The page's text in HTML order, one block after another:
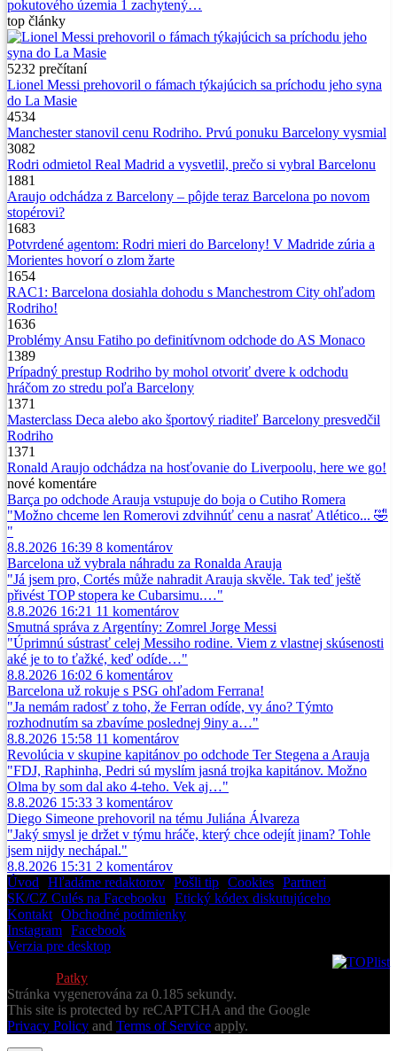
pokutového územia 1 zachytený…
top články
5232 prečítaní
Lionel Messi prehovoril o fámach týkajúcich sa príchodu jeho syna
do La Masie
4534
Manchester stanovil cenu Rodriho. Prvú ponuku Barcelony vysmial
3082
Rodri odmietol Real Madrid a vysvetlil, prečo si vybral Barcelonu
1881
Araujo odchádza z Barcelony – pôjde teraz Barcelona po novom
stopérovi?
1683
Potvrdené agentom: Rodri mieri do Barcelony! V Madride zúria a
Morientes hovorí o zlom žarte
1654
RAC1: Barcelona dosiahla dohodu s Manchestrom City ohľadom
Rodriho!
1636
Problémy Ansu Fatiho po definitívnom odchode do AS Monaco
1389
Prípadný prestup Rodriho by mohol otvoriť dvere k odchodu
hráčom zo stredu poľa Barcelony
1371
Masterclass Deca alebo ako športový riaditeľ Barcelony presvedčil
Rodriho
1371
Ronald Araujo odchádza na hosťovanie do Liverpoolu, here we go!
nové komentáre
Barça po odchode Arauja vstupuje do boja o Cutiho Romera
"Možno chceme len Romerovi zdvihnúť cenu a nasrať Atlético... 🤣
"
8.8.2026 16:39 8 komentárov
Barcelona už vybrala náhradu za Ronalda Arauja
"Já jsem pro, Cortés může nahradit Arauja skvěle. Tak teď ještě
přivést TOP stopera ke Cubarsimu.…"
8.8.2026 16:21 11 komentárov
Smutná správa z Argentíny: Zomrel Jorge Messi
"Úprimnú sústrasť celej Messiho rodine. Viem z vlastnej skúsenosti
aké je to to ťažké, keď odíde…"
8.8.2026 16:02 6 komentárov
Barcelona už rokuje s PSG ohľadom Ferrana!
"Ja nemám radosť z toho, že Ferran odíde, vy áno? Týmto
rozhodnutím sa zbavíme poslednej 9iny a…"
8.8.2026 15:58 11 komentárov
Revolúcia v skupine kapitánov po odchode Ter Stegena a Arauja
"FDJ, Raphinha, Pedri sú myslím jasná trojka kapitánov. Možno
Olma by som dal ako 4-teho. Vek aj…"
8.8.2026 15:33 3 komentárov
Diego Simeone prehovoril na tému Juliána Álvareza
"Jaký smysl je držet v týmu hráče, který chce odejít jinam? Tohle
jsem nijdy nechápal."
8.8.2026 15:31 2 komentárov
Úvod
Hľadáme redaktorov Pošli tip Cookies Partneri
SK/CZ Culés na Facebooku
Etický kódex diskutujúceho
Kontakt Obchodné podmienky
Instagram Facebook
Verzia pre desktop
Patky
Stránka vygenerována za 0.185 sekundy.
This site is protected by reCAPTCHA and the Google
Privacy Policy and Terms of Service apply.